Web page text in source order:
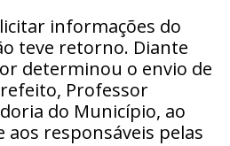
informações do
teve retorno. Diante
determinou o envio de
Professor
do Município, ao
responsáveis pelas